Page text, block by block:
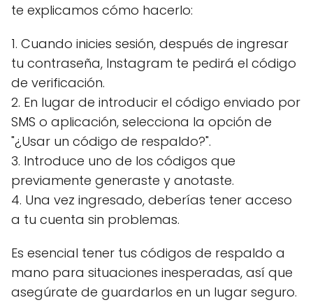
te explicamos cómo hacerlo:
1. Cuando inicies sesión, después de ingresar
tu contraseña, Instagram te pedirá el código
de verificación.
2. En lugar de introducir el código enviado por
SMS o aplicación, selecciona la opción de
"¿Usar un código de respaldo?".
3. Introduce uno de los códigos que
previamente generaste y anotaste.
4. Una vez ingresado, deberías tener acceso
a tu cuenta sin problemas.
Es esencial tener tus códigos de respaldo a
mano para situaciones inesperadas, así que
asegúrate de guardarlos en un lugar seguro.